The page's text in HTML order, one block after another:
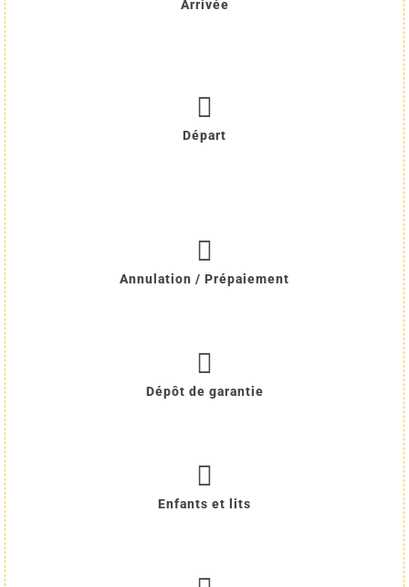
Arrivée
Départ
Annulation / Prépaiement
Dépôt de garantie
Enfants et lits